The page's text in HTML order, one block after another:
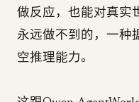
做反应，也能对真实
永远做不到的，一种
空推理能力。